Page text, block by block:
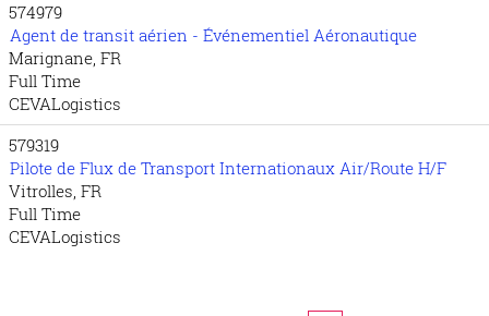
574979
Agent de transit aérien - Événementiel Aéronautique
Marignane, FR
Full Time
CEVALogistics
579319
Pilote de Flux de Transport Internationaux Air/Route H/F
Vitrolles, FR
Full Time
CEVALogistics